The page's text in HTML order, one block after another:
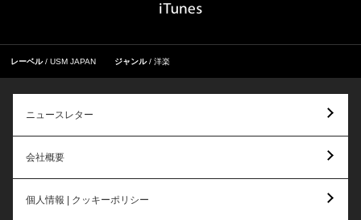
レーベル USM JAPAN ジャンル 洋楽
ニュースレター
会社概要
個人情報 | クッキーポリシー